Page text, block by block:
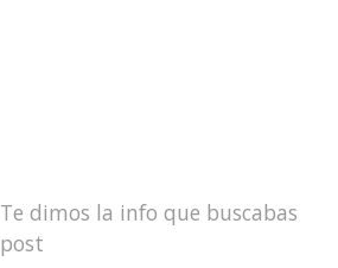
Te dimos la info que buscabas
post